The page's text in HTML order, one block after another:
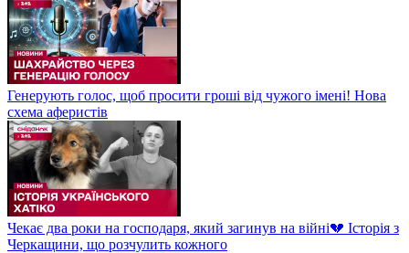
Генерують голос, щоб просити гроші від чужого імені! Нова
схема аферистів
Чекає два роки на господаря, який загинув на війні💔 Історія з
Черкащини, що розчулить кожного